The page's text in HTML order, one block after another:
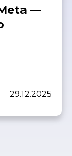
—
29.12.2025